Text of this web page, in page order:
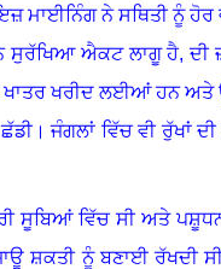
ਮਾਈਨਿੰਗ ਨੇ ਸਥਿਤੀ ਨੂੰ ਹੋਰ
ਸੁਰੱਖਿਆ ਐਕਟ ਲਾਗੂ ਹੈ, ਦੀ
ਖਰੀਦ ਲਈਆਂ ਹਨ ਅਤੇ
।ਜੰਗਲਾਂ ਵਿੱਚ ਵੀ ਰੁੱਖਾਂ
ਸੂਬਿਆਂ ਵਿੱਚ ਸੀ ਅਤੇ
ਸ਼ਕਤੀ ਨੂੰ ਬਣਾਈ ਰੱਖਦੀ